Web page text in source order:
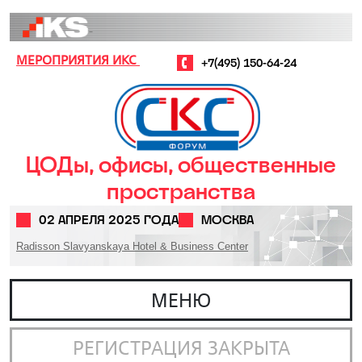
МЕРОПРИЯТИЯ ИКС +7(495) 150-64-24
ЦОДы, офисы, общественные
пространства
02 АПРЕЛЯ 2025 ГОДА МОСКВА
Radisson Slavyanskaya Hotel & Business Center
МЕНЮ
РЕГИСТРАЦИЯ ЗАКРЫТА